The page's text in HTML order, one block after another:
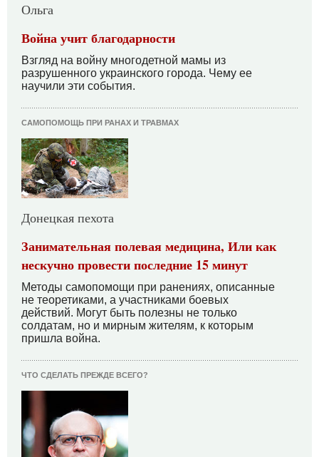
Ольга
Война учит благодарности
Взгляд на войну многодетной мамы из
разрушенного украинского города. Чему ее
научили эти события.
САМОПОМОЩЬ ПРИ РАНАХ И ТРАВМАХ
Донецкая пехота
Занимательная полевая медицина, Или как
нескучно провести последние 15 минут
Методы самопомощи при ранениях, описанные
не теоретиками, а участниками боевых
действий. Могут быть полезны не только
солдатам, но и мирным жителям, к которым
пришла война.
ЧТО СДЕЛАТЬ ПРЕЖДЕ ВСЕГО?